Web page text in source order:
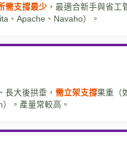
需支撐最少 ，最適合新手與省工
、Apache、Navaho）。
長大後拱垂， 需立架支撐果重（
。產量常較高。